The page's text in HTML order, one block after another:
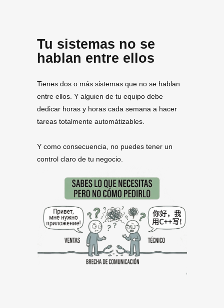
Tu sistemas no se
hablan entre ellos
Tienes dos o más sistemas que no se hablan
entre ellos. Y alguien de tu equipo debe
dedicar horas y horas cada semana a hacer
tareas totalmente automátizables.
Y como consecuencia, no puedes tener un
control claro de tu negocio.